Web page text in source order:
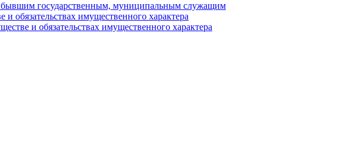
бывшим государственным, муниципальным служащим
обязательствах имущественного характера
и обязательствах имущественного характера